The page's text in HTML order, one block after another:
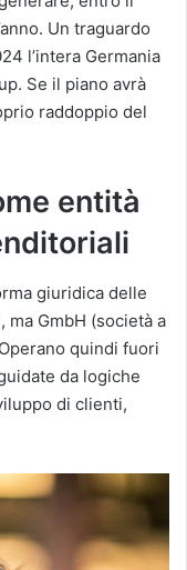
Un traguardo
l’intera Germania
Se il piano avrà
raddoppio del
entità
giuridica delle
GmbH (società a
quindi fuori
da logiche
di clienti,